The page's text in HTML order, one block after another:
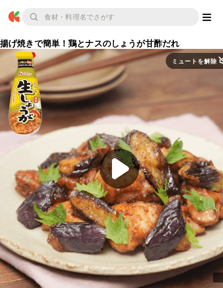
揚げ焼きで簡単！鶏とナスのしょうが甘酢だれ
ミュートを解除